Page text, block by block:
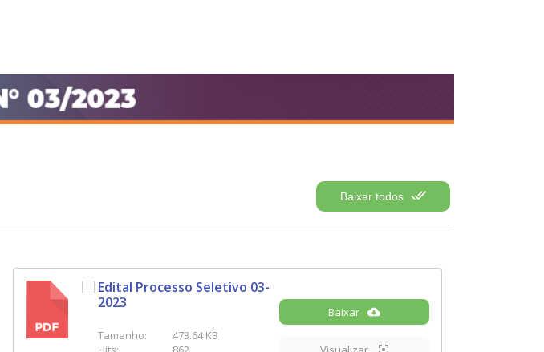
Baixar todos
Edital Processo Seletivo 03-
2023
Tamanho:
473.64 KB
Baixar